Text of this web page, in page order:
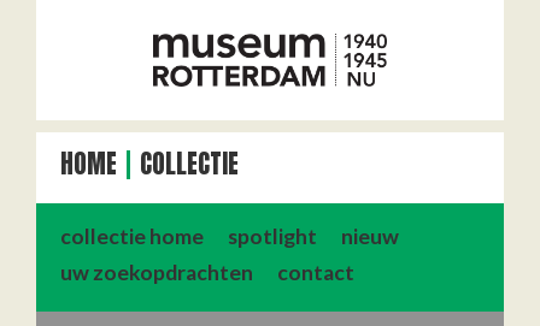
HOME COLLECTIE
collectie home spotlight
nieuw
uw zoekopdrachten
contact